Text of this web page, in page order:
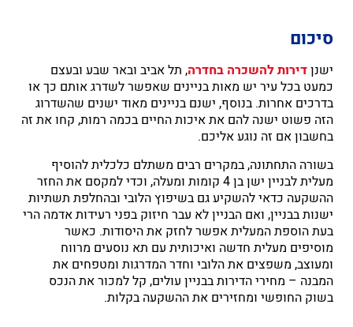
סיכום
ישנןדירות להשכרה בחדרה, תל אביב ובאר שבע ובעצם
כמעט בכל עיר יש מאות בניינים שאפשר לשדרג אותם כך או
בדרכים אחרות. בנוסף, ישנם בניינים מאוד ישנים שהשדרוג
הזה פשוט ישנה להם את איכות החיים בכמה רמות, קחו את זה
בחשבון אם זה נוגע אליכם.
בשורה התחתונה, במקרים רבים משתלם כלכלית להוסיף
מעלית לבניין ישן בן 4 קומות ומעלה, וכדי למקסם את החזר
ההשקעה כדאי להשקיע גם בשיפוץ הלובי ובהחלפת תשתיות
ישנות בבניין, ואם הבניין לא עבר חיזוק בפני רעידות אדמה הרי
בעת הוספת המעלית אפשר לחזק את היסודות. כאשר
מוסיפים מעלית חדשה ואיכותית עם תא נוסעים מרווח
ומעוצב, משפצים את הלובי וחדר המדרגות ומטפחים את
המבנה – מחירי הדירות בבניין עולים, קל למכור את הנכס
בשוק החופשי ומחזירים את ההשקעה בקלות.